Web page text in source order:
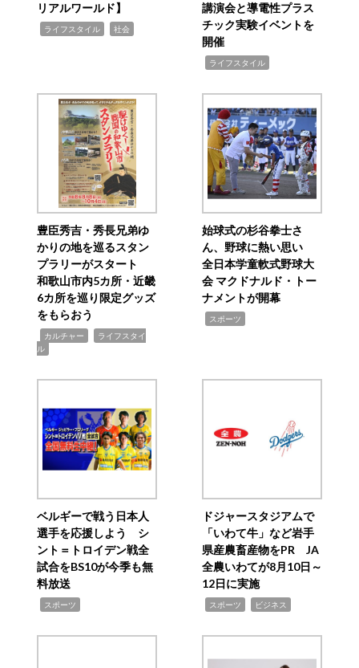
リアルワールド】
ライフスタイル 社会
講演会と導電性プラス
チック実験イベントを
開催
ライフスタイル
豊臣秀吉・秀長兄弟ゆ
かりの地を巡るスタン
プラリーがスタート
和歌山市内5カ所・近畿
6カ所を巡り限定グッズ
をもらおう
カルチャー
ライフスタイ
ル
始球式の杉谷拳士さ
ん、野球に熱い思い
全日本学童軟式野球大
会 マクドナルド・トー
ナメントが開幕
スポーツ
ベルギーで戦う日本人
選手を応援しよう シ
ント＝トロイデン戦全
試合をBS10が今季も無
料放送
スポーツ
ドジャースタジアムで
「いわて牛」など岩手
県産農畜産物をPR JA
全農いわてが8月10日～
12日に実施
スポーツ ビジネス